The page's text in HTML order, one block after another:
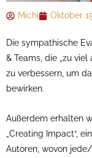
Michi Oktober
Die sympathische
& Teams, die „zu
zu verbessern, um
bewirken.
Außerdem erhalten
„Creating Impact“,
Autoren, wovon